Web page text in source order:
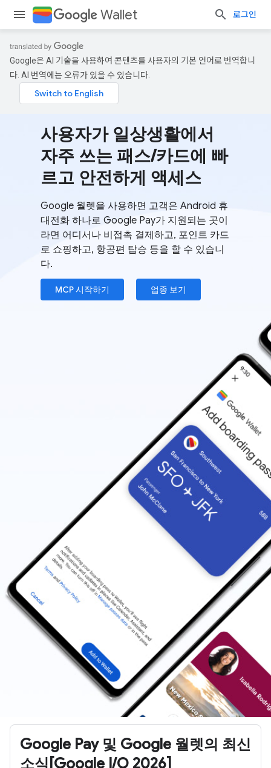
Wallet 로그인
Google은 AI 기술을 사용하여 콘텐츠를 사용자의 기본 언어로 번역합니
다. AI 번역에는 오류가 있을 수 있습니다.
사용자가 일상생활에서
자주 쓰는 패스/카드에 빠
르고 안전하게 액세스
Google 월렛을 사용하면 고객은 Android 휴
대전화 하나로 Google Pay가 지원되는 곳이
라면 어디서나 비접촉 결제하고, 포인트 카드
로 쇼핑하고, 항공편 탑승 등을 할 수 있습니
다.
MCP 시작하기 업종 보기
Google Pay 및 Google 월렛의 최신
소식[Google I/O 2026]